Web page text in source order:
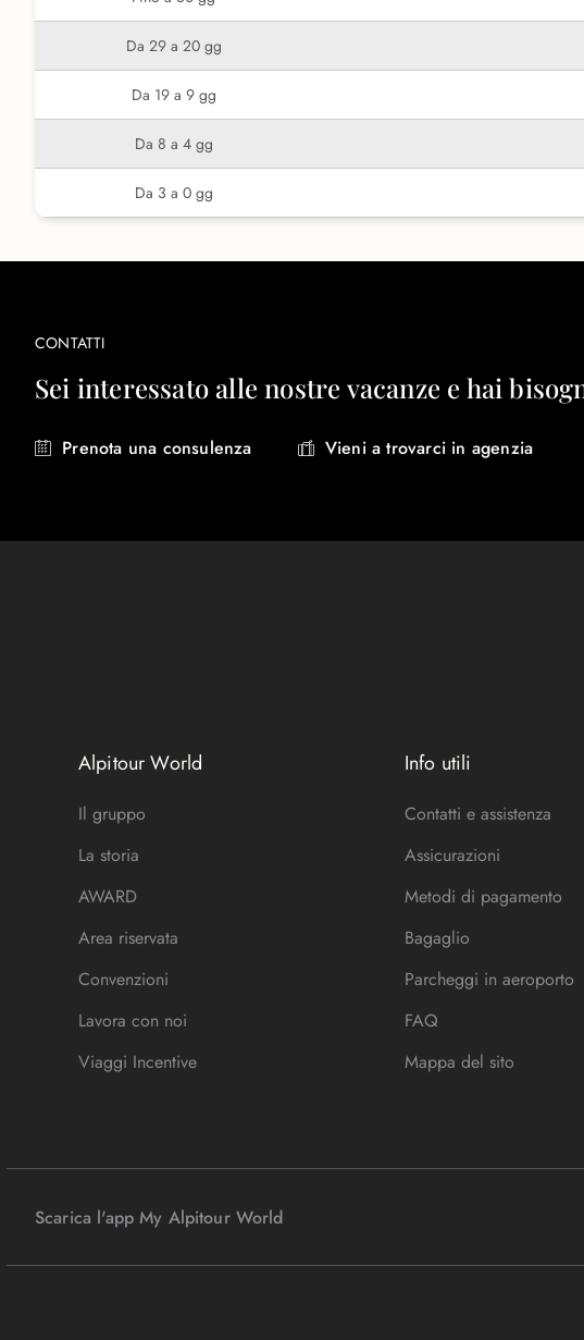
Da 29 a 20 gg
Da 19 a 9 gg
Da 8 a 4 gg
Da 3 a 0 gg
CONTATTI
Sei interessato alle nostre vacanze e hai
Prenota una consulenza Vieni a trovarci in agenzia
Alpitour World
Il gruppo
La storia
AWARD
Area riservata
Convenzioni
Lavora con noi
Viaggi Incentive
Info utili
Contatti e assistenza
Assicurazioni
Metodi di pagamento
Bagaglio
Parcheggi in aeroporto
FAQ
Mappa del sito
Scarica l'app My Alpitour World